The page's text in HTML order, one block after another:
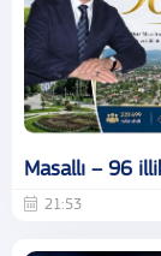
Masallı – 96
21:53